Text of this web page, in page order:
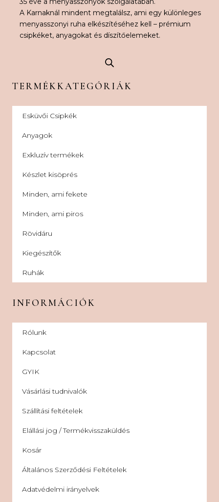
A Karnaknál mindent megtalálsz, ami egy különleges
menyasszonyi ruha elkészítéséhez kell – prémium
csipkéket, anyagokat és díszítőelemeket.
TERMÉKKATEGÓRIÁK
Esküvői Csipkék
Anyagok
Exkluzív termékek
Készlet kisöprés
Minden, ami fekete
Minden, ami piros
Rövidáru
Kiegészítők
Ruhák
INFORMÁCIÓK
Rólunk
Kapcsolat
GYIK
Vásárlási tudnivalók
Szállítási feltételek
Elállási jog / Termékvisszaküldés
Kosár
Általános Szerződési Feltételek
Adatvédelmi irányelvek